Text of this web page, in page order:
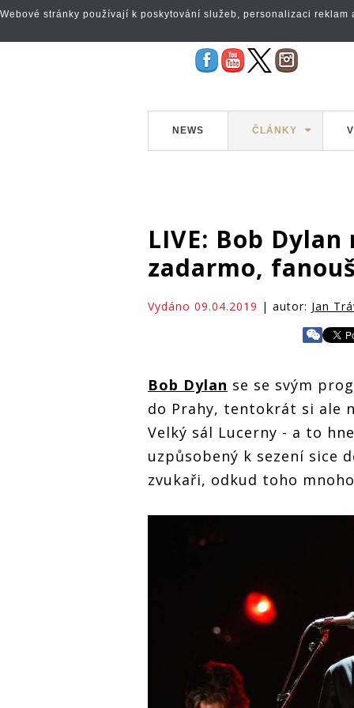
NEWS ČLÁNKY
LIVE: Bob
zadarmo,
Vydáno 09.04.2019 | autor: Jan
Bob Dylan se se svým
do Prahy, tentokrát si ale
Velký sál Lucerny - a to
uzpůsobený k sezení sice
zvukaři, odkud toho
Webové stránky používají k poskytování služeb, personalizaci